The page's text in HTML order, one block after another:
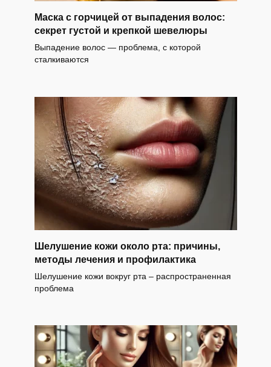
Маска с горчицей от выпадения волос:
секрет густой и крепкой шевелюры
Выпадение волос — проблема, с которой
сталкиваются
Шелушение кожи около рта: причины,
методы лечения и профилактика
Шелушение кожи вокруг рта – распространенная
проблема